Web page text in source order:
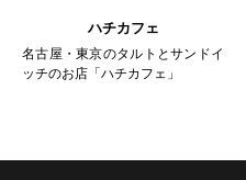
ハチカフェ
名古屋・東京のタルトとサンドイ
ッチのお店「ハチカフェ」